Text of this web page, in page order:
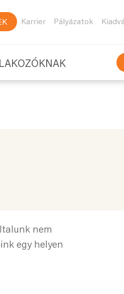
Karrier Pályázatok
nem
egy helyen